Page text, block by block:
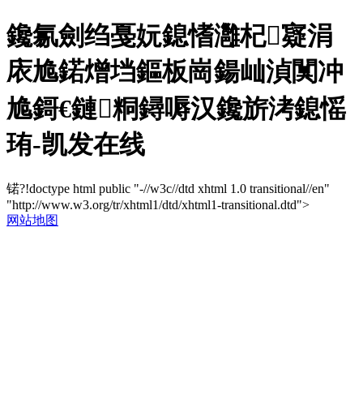
鑱氱劍绉戞妧鎴愭灉杞寲涓
庡尯鍩熷垱鏂板崗鍚屾湞闃冲
尯鎶€鏈粡鐞嗕汉鑱旂洘鎴愮
珛-凯发在线
锘?!doctype html public "-//w3c//dtd xhtml 1.0 transitional//en"
"http://www.w3.org/tr/xhtml1/dtd/xhtml1-transitional.dtd">
网站地图